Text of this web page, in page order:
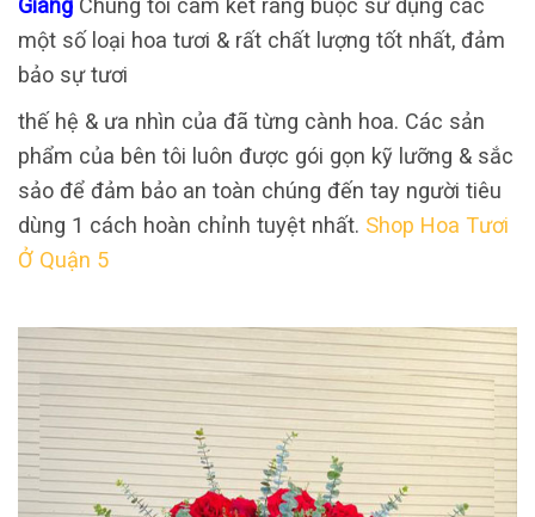
Giang Chúng tôi cam kết ràng buộc sử dụng các
một số loại hoa tươi & rất chất lượng tốt nhất, đảm
bảo sự tươi
thế hệ & ưa nhìn của đã từng cành hoa. Các sản
phẩm của bên tôi luôn được gói gọn kỹ lưỡng & sắc
sảo để đảm bảo an toàn chúng đến tay người tiêu
dùng 1 cách hoàn chỉnh tuyệt nhất. Shop Hoa Tươi
Ở Quận 5